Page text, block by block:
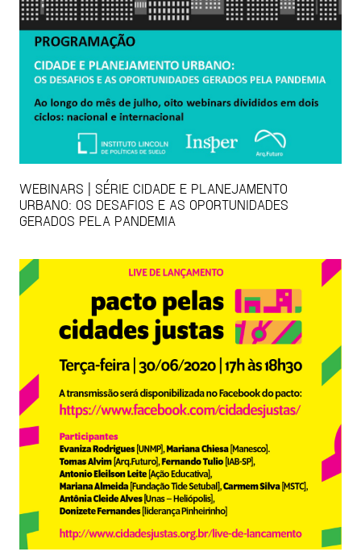
WEBINARS | SÉRIE CIDADE E PLANEJAMENTO
URBANO: OS DESAFIOS E AS OPORTUNIDADES
GERADOS PELA PANDEMIA